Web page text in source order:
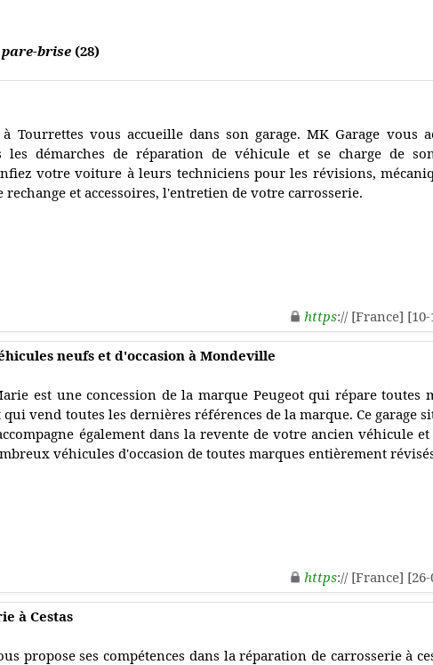
brise (28)
Tourrettes vous accueille dans son garage. MK Garage vous
les démarches de réparation de véhicule et se charge de
votre voiture à leurs techniciens pour les révisions,
rechange et accessoires, l'entretien de votre carrosserie.
https:// [France] [10-
neufs et d'occasion à Mondeville
est une concession de la marque Peugeot qui répare toutes
vend toutes les dernières références de la marque. Ce garage
également dans la revente de votre ancien véhicule
véhicules d'occasion de toutes marques entièrement
https:// [France] [26-
à Cestas
propose ses compétences dans la réparation de carrosserie à